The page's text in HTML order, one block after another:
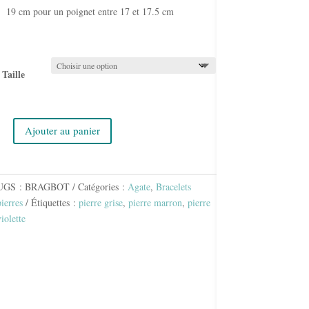
19 cm pour un poignet entre 17 et 17.5 cm
Taille
Ajouter au panier
: BRAGBOT Catégories : Agate, Bracelets
Étiquettes : pierre grise, pierre marron, pierre